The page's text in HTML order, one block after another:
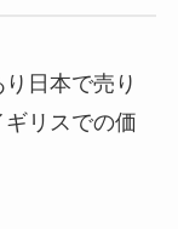
日本で売り
リスでの価